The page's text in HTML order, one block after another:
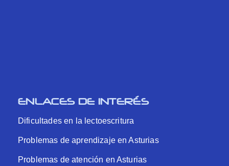
ENLACES DE INTERÉS
Dificultades en la lectoescritura
Problemas de aprendizaje en Asturias
Problemas de atención en Asturias